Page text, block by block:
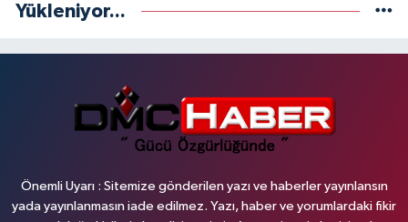
Yükleniyor...
Önemli Uyarı : Sitemize gönderilen yazı ve haberler yayınlansın
yada yayınlanmasın iade edilmez. Yazı, haber ve yorumlardaki fikir